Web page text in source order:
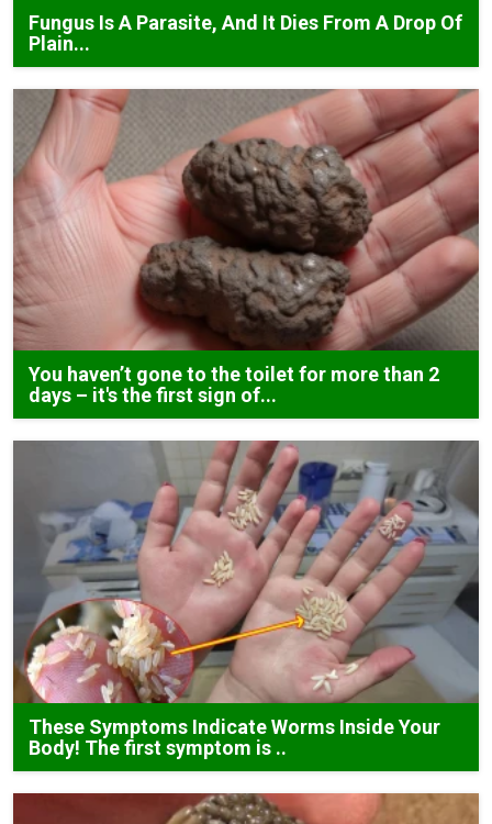
Fungus Is A Parasite, And It Dies From A Drop Of
Plain...
You haven’t gone to the toilet for more than 2
days – it's the first sign of...
These Symptoms Indicate Worms Inside Your
Body! The first symptom is ..